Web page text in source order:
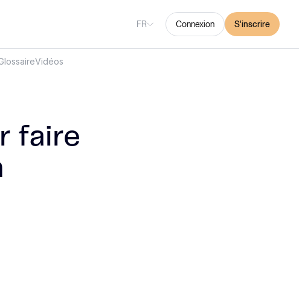
FR Connexion S'inscrire
Vidéos
faire